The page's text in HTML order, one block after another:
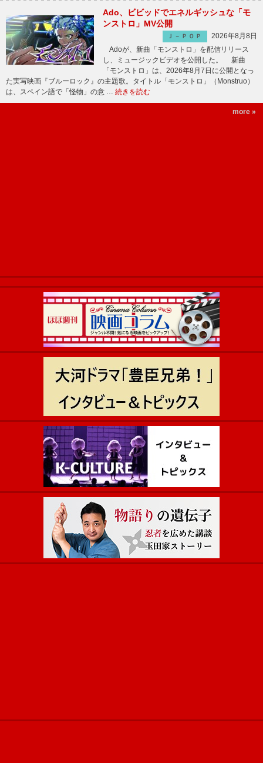
Ado、ビビッドでエネルギッシュな「モ
ンストロ」MV公開
Ｊ－ＰＯＰ
2026年8月8日
Adoが、新曲「モンストロ」を配信リリース
し、ミュージックビデオを公開した。 新曲
「モンストロ」は、2026年8月7日に公開となっ
た実写映画『ブルーロック』の主題歌。タイトル「モンストロ」（Monstruo）
は、スペイン語で「怪物」の意 … 続きを読む
more »